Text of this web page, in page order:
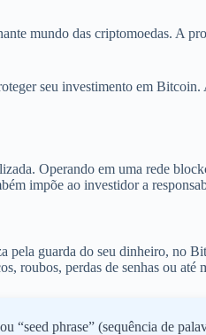
mundo das criptomoedas. A
seu investimento em
Operando em uma rede
impõe ao investidor a
guarda do seu dinheiro, no
roubos, perdas de senhas ou
“seed phrase” (sequência de